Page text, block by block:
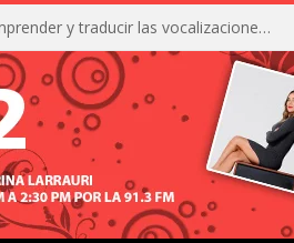
La IA está acercándonos a comprender y traducir las vocalizaciones y comportamientos de nuestras mascotas